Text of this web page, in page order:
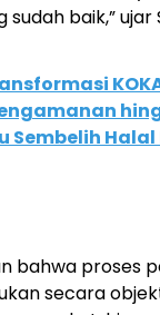
baik,” ujar
Sembelih
bahwa proses
secara